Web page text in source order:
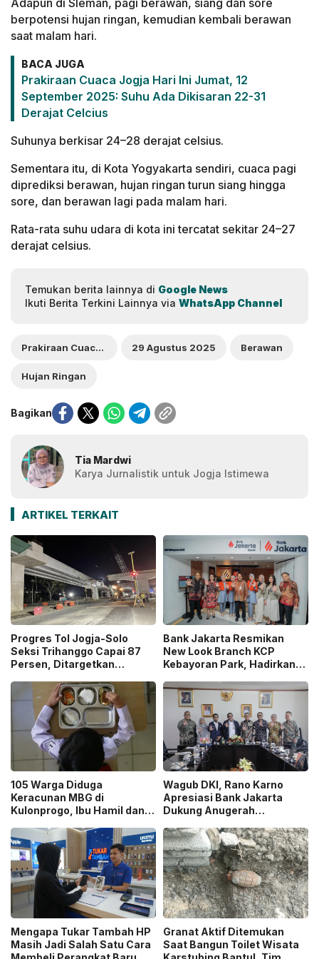
berpotensi hujan ringan, kemudian kembali berawan
saat malam hari.
BACA JUGA
Prakiraan Cuaca Jogja Hari Ini Jumat, 12
September 2025: Suhu Ada Dikisaran 22-31
Derajat Celcius
Suhunya berkisar 24–28 derajat celsius.
Sementara itu, di Kota Yogyakarta sendiri, cuaca pagi
diprediksi berawan, hujan ringan turun siang hingga
sore, dan berawan lagi pada malam hari.
Rata-rata suhu udara di kota ini tercatat sekitar 24–27
derajat celsius.
Temukan berita lainnya di Google News
Ikuti Berita Terkini Lainnya via WhatsApp Channel
Prakiraan Cuaca Jogja 29 Agustus 2025 Berawan
Hujan Ringan
Bagikan
Tia Mardwi
Karya Jurnalistik untuk Jogja Istimewa
ARTIKEL TERKAIT
Progres Tol Jogja-Solo
Seksi Trihanggo Capai 87
Persen, Ditargetkan
Bawen Agustus 2026
Bank Jakarta Resmikan
New Look Branch KCP
Kebayoran Park, Hadirkan
Modern
105 Warga Diduga
Keracunan MBG di
Kulonprogo, Ibu Hamil dan
Terdampak
Wagub DKI, Rano Karno
Apresiasi Bank Jakarta
Dukung Anugerah
Dorong Karya Berkualitas
Sambut 5 Abad Jakarta
Mengapa Tukar Tambah HP
Masih Jadi Salah Satu Cara
Granat Aktif Ditemukan
Saat Bangun Toilet Wisata